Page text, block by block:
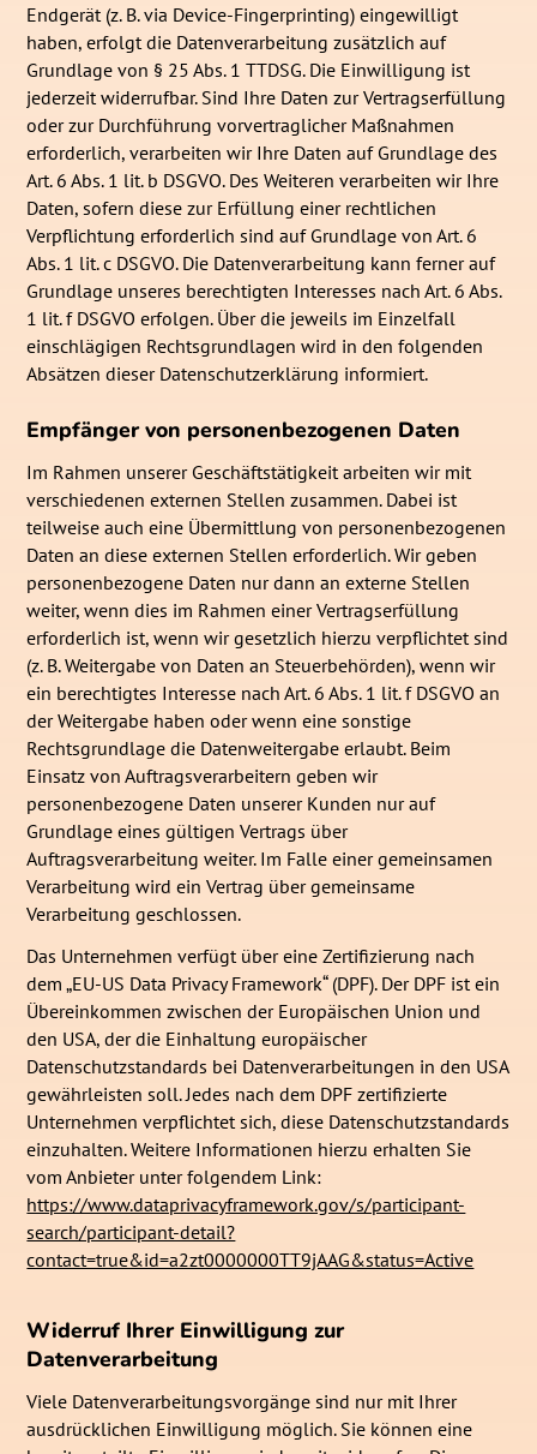
Endgerät (z. B. via Device-Fingerprinting) eingewilligt
haben, erfolgt die Datenverarbeitung zusätzlich auf
Grundlage von § 25 Abs. 1 TTDSG. Die Einwilligung ist
jederzeit widerrufbar. Sind Ihre Daten zur Vertragserfüllung
oder zur Durchführung vorvertraglicher Maßnahmen
erforderlich, verarbeiten wir Ihre Daten auf Grundlage des
Art. 6 Abs. 1 lit. b DSGVO. Des Weiteren verarbeiten wir Ihre
Daten, sofern diese zur Erfüllung einer rechtlichen
Verpflichtung erforderlich sind auf Grundlage von Art. 6
Abs. 1 lit. c DSGVO. Die Datenverarbeitung kann ferner auf
Grundlage unseres berechtigten Interesses nach Art. 6 Abs.
1 lit. f DSGVO erfolgen. Über die jeweils im Einzelfall
einschlägigen Rechtsgrundlagen wird in den folgenden
Absätzen dieser Datenschutzerklärung informiert.
Empfänger von personenbezogenen Daten
Im Rahmen unserer Geschäftstätigkeit arbeiten wir mit
verschiedenen externen Stellen zusammen. Dabei ist
teilweise auch eine Übermittlung von personenbezogenen
Daten an diese externen Stellen erforderlich. Wir geben
personenbezogene Daten nur dann an externe Stellen
weiter, wenn dies im Rahmen einer Vertragserfüllung
erforderlich ist, wenn wir gesetzlich hierzu verpflichtet sind
(z. B. Weitergabe von Daten an Steuerbehörden), wenn wir
ein berechtigtes Interesse nach Art. 6 Abs. 1 lit. f DSGVO an
der Weitergabe haben oder wenn eine sonstige
Rechtsgrundlage die Datenweitergabe erlaubt. Beim
Einsatz von Auftragsverarbeitern geben wir
personenbezogene Daten unserer Kunden nur auf
Grundlage eines gültigen Vertrags über
Auftragsverarbeitung weiter. Im Falle einer gemeinsamen
Verarbeitung wird ein Vertrag über gemeinsame
Verarbeitung geschlossen.
Das Unternehmen verfügt über eine Zertifizierung nach
dem „EU-US Data Privacy Framework“ (DPF). Der DPF ist ein
Übereinkommen zwischen der Europäischen Union und
den USA, der die Einhaltung europäischer
Datenschutzstandards bei Datenverarbeitungen in den USA
gewährleisten soll. Jedes nach dem DPF zertifizierte
Unternehmen verpflichtet sich, diese Datenschutzstandards
einzuhalten. Weitere Informationen hierzu erhalten Sie
vom Anbieter unter folgendem Link:
https://www.dataprivacyframework.gov/s/participant-
search/participant-detail?
contact=true&id=a2zt0000000TT9jAAG&status=Active
Widerruf Ihrer Einwilligung zur
Datenverarbeitung
Viele Datenverarbeitungsvorgänge sind nur mit Ihrer
ausdrücklichen Einwilligung möglich. Sie können eine